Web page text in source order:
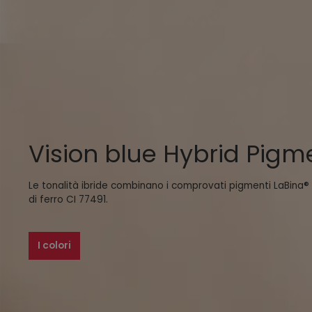
Vision blue Hybrid
Le tonalità ibride combinano i comprovati pigmenti
di ferro CI 77491.
I colori